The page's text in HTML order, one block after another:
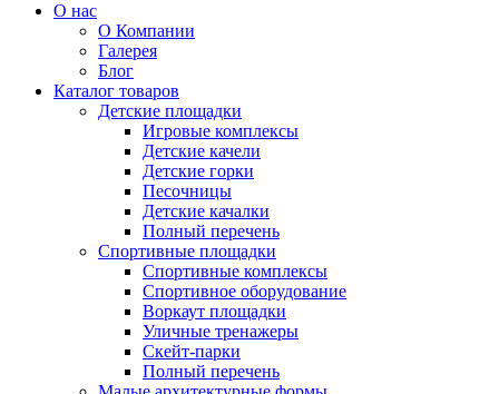
О нас
О Компании
Галерея
Блог
Каталог товаров
Детские площадки
Игровые комплексы
Детские качели
Детские горки
Песочницы
Детские качалки
Полный перечень
Спортивные площадки
Спортивные комплексы
Спортивное оборудование
Воркаут площадки
Уличные тренажеры
Скейт-парки
Полный перечень